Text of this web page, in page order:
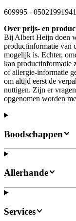
609995 -
Over prijs- en
Bij Albert Heijn doen
productinformatie van
mogelijk is. Echter,
kan productinformatie
of allergie-informatie
om altijd eerst de
nuttigen. Zijn er
opgenomen worden
Boodschappen
Allerhande
Services